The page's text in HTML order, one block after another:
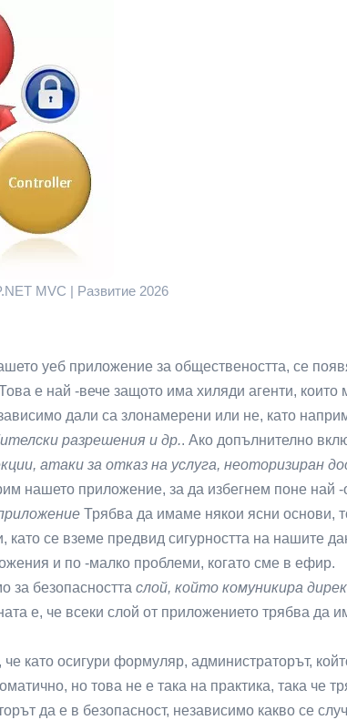
MVC | Развитие 2026
уеб приложение за обществеността, се
е най -вече защото има хиляди агенти, които
дали са злонамерени или не, като
разрешения и др.. Ако допълнително
атаки за отказ на услуга, неоторизиран
нашето приложение, за да избегнем поне най -
Трябва да имаме някои ясни основи,
като се вземе предвид сигурността на нашите
и по -малко проблеми, когато сме в ефир.
за безопасността слой, който комуникира
е, че всеки слой от приложението трябва да
като осигури формуляр, администраторът,
но това не е така на практика, така че
да е в безопасност, независимо какво се